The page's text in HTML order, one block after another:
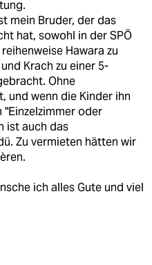
mein Bruder, der das
hat, sowohl in der SPÖ
Hawara zu
Krach zu einer 5-
Ohne
und wenn die Kinder ihn
oder
ist auch das
Zu vermieten hätten wir
ich alles Gute und viel